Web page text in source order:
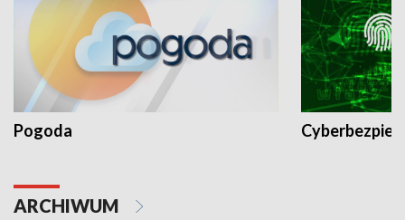
Pogoda
ARCHIWUM